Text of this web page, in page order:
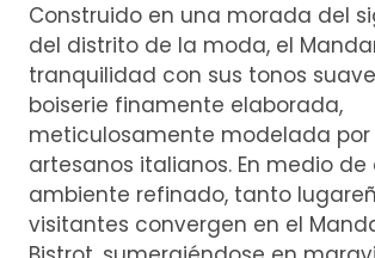
Construido en una morada del
del distrito de la moda, el
tranquilidad con sus tonos
boiserie finamente elaborada,
meticulosamente modelada por
artesanos italianos. En medio de
ambiente refinado, tanto
visitantes convergen en el